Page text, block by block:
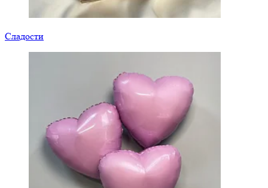
Сладости